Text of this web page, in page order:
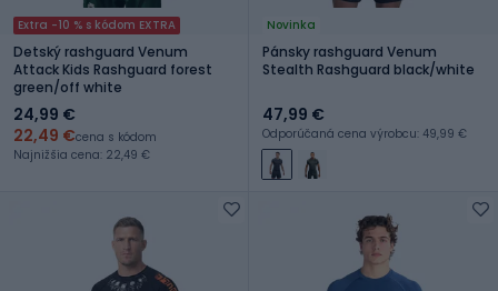
Extra -10 % s kódom EXTRA
Detský rashguard Venum
Attack Kids Rashguard forest
green/off white
24,99 €
22,49 €cena s kódom
Najnižšia cena: 22,49 €
Novinka
Pánsky rashguard Venum
Stealth Rashguard black/white
47,99 €
Odporúčaná cena výrobcu: 49,99 €